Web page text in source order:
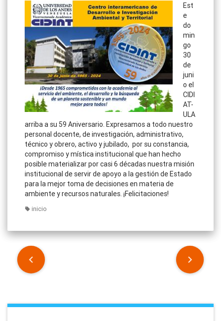
Est
e
do
min
go
30
de
juni
o el
CIDI
AT-
ULA
arriba a su 59 Aniversario. Expresamos a todo nuestro
personal docente, de investigación, administrativo,
técnico y obrero, activo y jubilado, por su constancia,
compromiso y mística institucional que han hecho
posible materializar por casi 6 décadas nuestra misión
institucional de servir de apoyo a la gestión de Estado
para la mejor toma de decisiones en materia de
ambiente y recursos naturales. ¡Felicitaciones!
inicio
P
s